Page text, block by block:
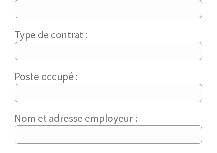
Type de contrat :
Poste occupé :
Nom et adresse employeur :